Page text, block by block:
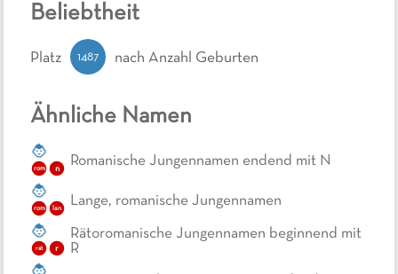
Ähnliche Namen
rom n Romanische Jungennamen endend mit N
rom lan Lange, romanische Jungennamen
rät r
Rätoromanische Jungennamen beginnend mit
R
Beliebtheit
Platz 1487 nach Anzahl Geburten